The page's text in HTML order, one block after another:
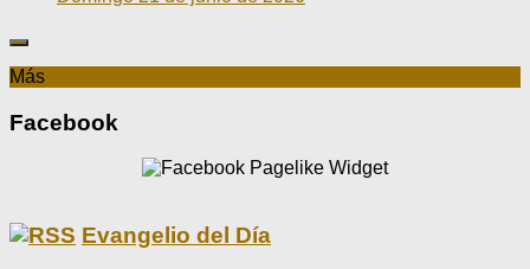
Más
Facebook
Evangelio del Día